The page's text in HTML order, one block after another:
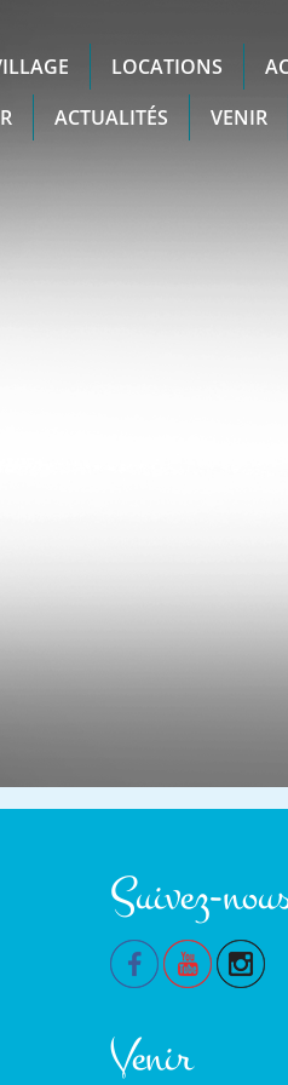
LOCATIONS
ACTUALITÉS VENIR
Suivez-
Venir